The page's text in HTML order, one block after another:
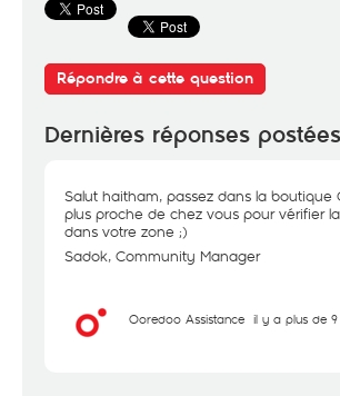
Répondre à cette question
Dernières réponses postées
Salut haitham, passez dans la boutique
plus proche de chez vous pour vérifier
dans votre zone ;)
Sadok, Community Manager
Ooredoo Assistance il y a plus de